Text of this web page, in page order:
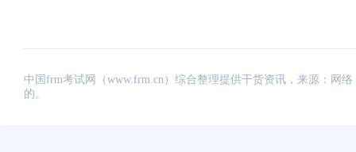
中国frm考试网（www.frm.cn）综合整理提供干货资讯，来源：网
的。